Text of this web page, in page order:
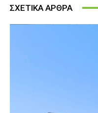
ΣΧΕΤΙΚΑ ΑΡΘΡΑ